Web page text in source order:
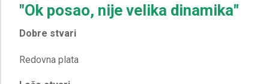
"Ok posao, nije velika dinamika"
Dobre stvari